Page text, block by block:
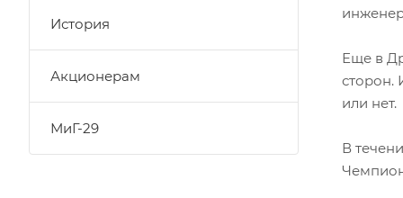
Еще в
сторон.
или нет.
В
История
Акционерам
МиГ-29